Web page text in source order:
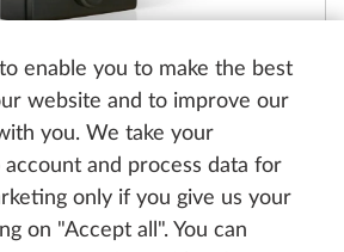
enable you to make the best
website and to improve our
you. We take your
and process data for
only if you give us your
on "Accept all". You can
TRUMA Combi CP